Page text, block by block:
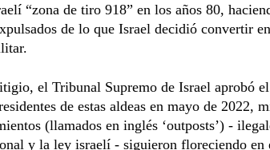
“zona de tiro 918” en los años 80,
de lo que Israel decidió convertir
el Tribunal Supremo de Israel aprobó
de estas aldeas en mayo de 2022,
(llamados en inglés ‘outposts’) -
y la ley israelí - siguieron floreciendo en